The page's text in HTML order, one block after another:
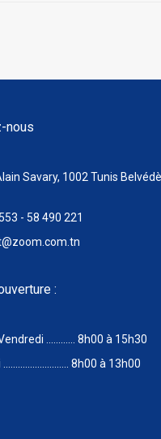
nous
Savary, 1002 Tunis
- 58 490 221
:
............ 8h00 à 15h30
8h00 à 13h00